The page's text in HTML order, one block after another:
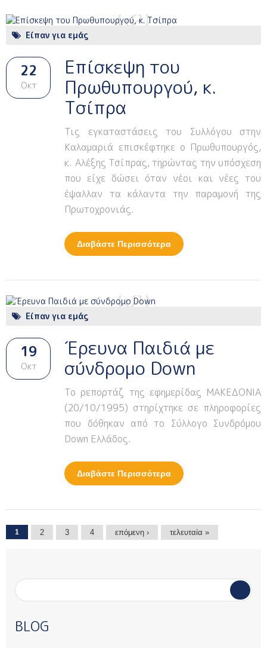
Είπαν για εμάς
22
Οκτ
Επίσκεψη του
Πρωθυπουργού, κ.
Τσίπρα
Τις εγκαταστάσεις του Συλλόγου στην
Καλαμαριά επισκέφτηκε ο Πρωθυπουργός,
κ. Αλέξης Τσίπρας, τηρώντας την υπόσχεση
που είχε δώσει όταν νέοι και νέες του
έψαλλαν τα κάλαντα την παραμονή της
Πρωτοχρονιάς.
Διαβάστε Περισσότερα Για Επίσκεψη Του
Πρωθυπουργού, Κ.
Είπαν για εμάς
19
Οκτ
Έρευνα Παιδιά με
σύνδρομο Down
Το ρεπορτάζ της εφημερίδας ΜΑΚΕΔΟΝΙΑ
(20/10/1995) στηρίχτηκε σε πληροφορίες
που δόθηκαν από το Σύλλογο Συνδρόμου
Down Ελλάδος.
Διαβάστε Περισσότερα Για Έρευνα Παιδιά Με
Σύνδρομο Down
Σελίδες
1 2 3 4 επόμενη › τελευταία »
Φόρμα αναζήτησης
Αναζήτηση
BLOG